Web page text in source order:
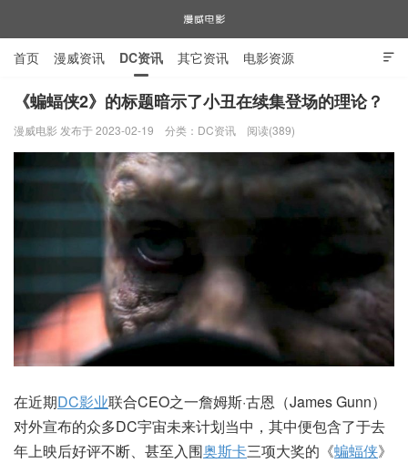
漫威电影

首页 漫威资讯 DC资讯 其它资讯 电影资源
电视剧资源 漫威图片
《蝙蝠侠2》的标题暗示了小丑在续集登场的理论？
漫威电影 发布于 2023-02-19 分类： DC资讯 阅读(389)
在近期DC影业联合CEO之一詹姆斯·古恩（James Gunn）
对外宣布的众多DC宇宙未来计划当中，其中便包含了于去
年上映后好评不断、甚至入围奥斯卡三项大奖的《蝙蝠侠》